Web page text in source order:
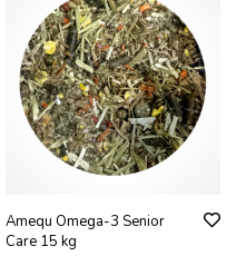
Amequ Omega-3 Senior
Care 15 kg